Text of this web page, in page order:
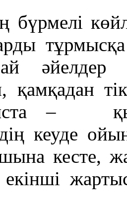
бүрмелі
әйелдер
қамқадан
–
кеуде
кесте,